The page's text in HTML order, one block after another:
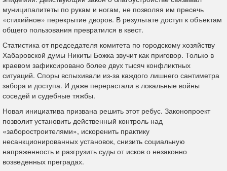
муниципалитеты по рукам и ногам, не позволяя им пресечь
«стихийное» перекрытие дворов. В результате доступ к объектам
общего пользования превратился в квест.
Статистика от председателя комитета по городскому хозяйству
Хабаровской думы Никиты Божка звучит как приговор. Только в
краевом зафиксировано более двух тысяч конфликтных
ситуаций. Споры вспыхивали из-за каждого лишнего сантиметра
забора и доступа. И даже перерастали в локальные войны
соседей и судебные тяжбы.
Новая инициатива призвана решить этот ребус. Законопроект
позволит установить действенный контроль над
«заборостроителями», искоренить практику
несанкционированных установок, снизить социальную
напряженность и разгрузить суды от исков о незаконно
возведенных преградах.